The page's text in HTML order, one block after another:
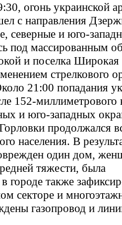
огонь украинской
с направления
северные и юго-
под массированным
и поселка Широкая
стрелкового
21:00 попадания
152-миллиметрового
и юго-западных
продолжался
населения. В
один дом,
тяжести, была
городе также
секторе и
газопровод и